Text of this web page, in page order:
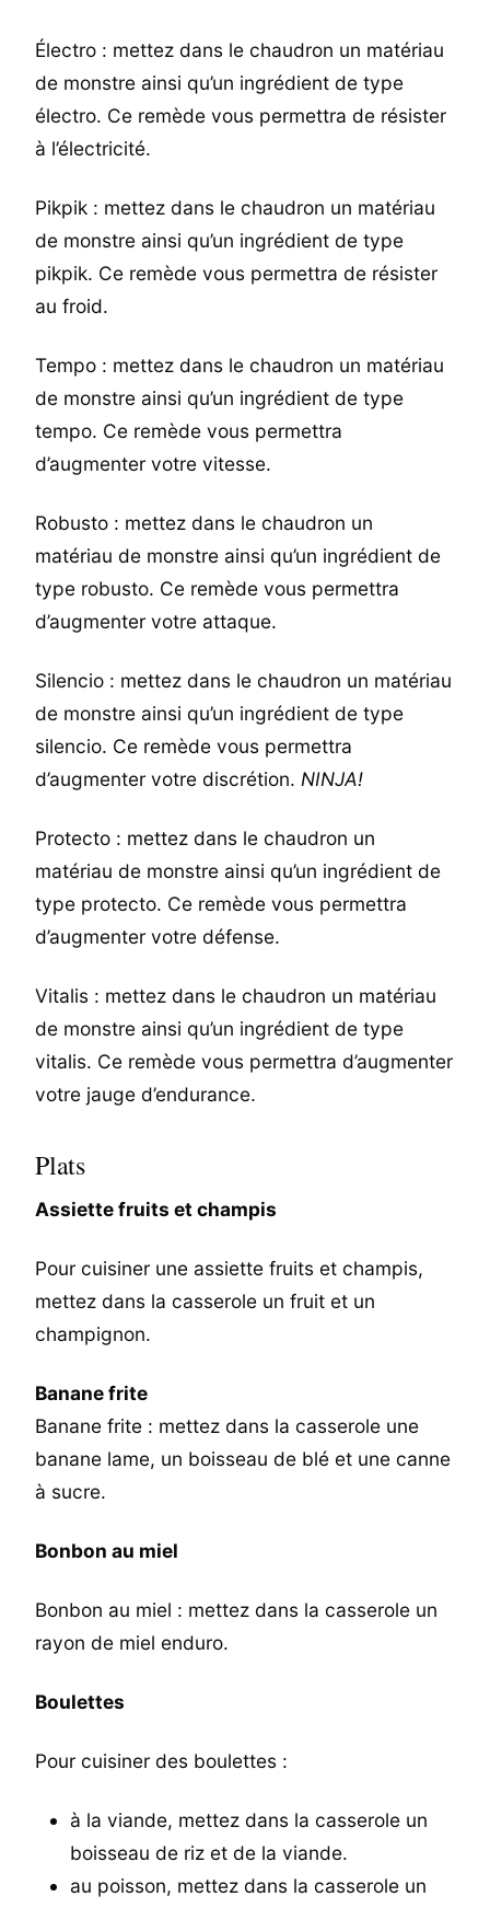
Électro : mettez dans le chaudron un matériau
de monstre ainsi qu’un ingrédient de type
électro. Ce remède vous permettra de résister
à l’électricité.
Pikpik : mettez dans le chaudron un matériau
de monstre ainsi qu’un ingrédient de type
pikpik. Ce remède vous permettra de résister
au froid.
Tempo : mettez dans le chaudron un matériau
de monstre ainsi qu’un ingrédient de type
tempo. Ce remède vous permettra
d’augmenter votre vitesse.
Robusto : mettez dans le chaudron un
matériau de monstre ainsi qu’un ingrédient de
type robusto. Ce remède vous permettra
d’augmenter votre attaque.
Silencio : mettez dans le chaudron un matériau
de monstre ainsi qu’un ingrédient de type
silencio. Ce remède vous permettra
d’augmenter votre discrétion. NINJA!
Protecto : mettez dans le chaudron un
matériau de monstre ainsi qu’un ingrédient de
type protecto. Ce remède vous permettra
d’augmenter votre défense.
Vitalis : mettez dans le chaudron un matériau
de monstre ainsi qu’un ingrédient de type
vitalis. Ce remède vous permettra d’augmenter
votre jauge d’endurance.
Plats
Assiette fruits et champis
Pour cuisiner une assiette fruits et champis,
mettez dans la casserole un fruit et un
champignon.
Banane frite
Banane frite : mettez dans la casserole une
banane lame, un boisseau de blé et une canne
à sucre.
Bonbon au miel
Bonbon au miel : mettez dans la casserole un
rayon de miel enduro.
Boulettes
Pour cuisiner des boulettes :
à la viande, mettez dans la casserole un
boisseau de riz et de la viande.
au poisson, mettez dans la casserole un